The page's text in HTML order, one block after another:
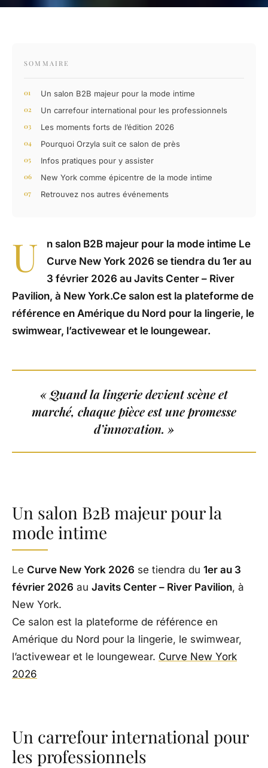
SOMMAIRE
Un salon B2B majeur pour la mode intime
Un carrefour international pour les professionnels
Les moments forts de l’édition 2026
Pourquoi Orzyla suit ce salon de près
Infos pratiques pour y assister
New York comme épicentre de la mode intime
Retrouvez nos autres événements
U
n salon B2B majeur pour la mode intime Le
Curve New York 2026 se tiendra du 1er au
3 février 2026 au Javits Center – River
Pavilion, à New York.Ce salon est la plateforme de
référence en Amérique du Nord pour la lingerie, le
swimwear, l’activewear et le loungewear.
« Quand la lingerie devient scène et
marché, chaque pièce est une promesse
d’innovation. »
Un salon B2B majeur pour la
mode intime
Le Curve New York 2026 se tiendra du 1er au 3
février 2026 au Javits Center – River Pavilion, à
New York.
Ce salon est la plateforme de référence en
Amérique du Nord pour la lingerie, le swimwear,
l’activewear et le loungewear. Curve New York
2026
Un carrefour international pour
les professionnels